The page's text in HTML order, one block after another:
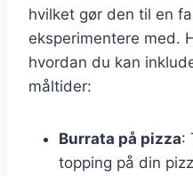
hvilket gør den til en
eksperimentere med.
hvordan du kan
måltider:
Burrata på pizza:
topping på din